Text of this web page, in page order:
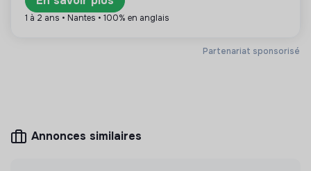
Site internet
JE SUIS À VÉLO n'a pas encore transmis de
Partenariat sponsorisé
1 à 2 ans • Nantes • 100% en anglais
Annonces similaires